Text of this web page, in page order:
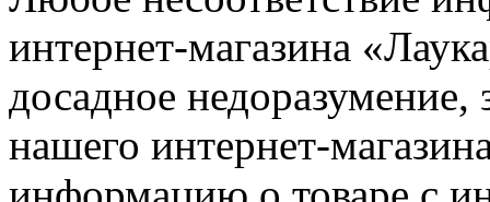
интернет-магазина
досадное недоразумение,
нашего интернет-